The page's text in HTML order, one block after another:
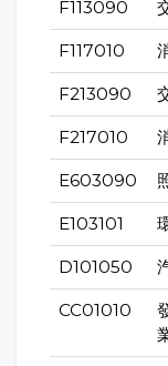
F113090
F117010
F213090
F217010
E603090
E103101
D101050
CC01010